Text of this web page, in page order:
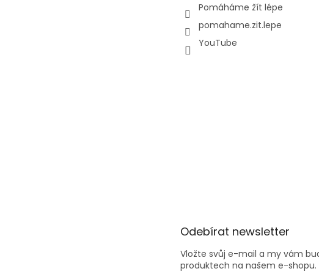
Pomáháme žít lépe
pomahame.zit.lepe
YouTube
Odebírat newsletter
Vložte svůj e-mail a my vám
produktech na našem e-shopu.